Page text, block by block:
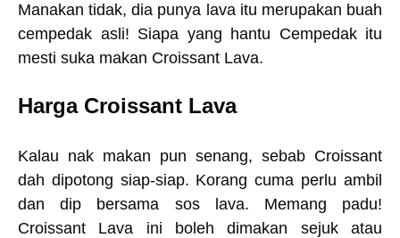
Manakan tidak, dia punya lava itu merupakan buah
cempedak asli! Siapa yang hantu Cempedak itu
mesti suka makan Croissant Lava.
Harga Croissant Lava
Kalau nak makan pun senang, sebab Croissant
dah dipotong siap-siap. Korang cuma perlu ambil
dan dip bersama sos lava. Memang padu!
Croissant Lava ini boleh dimakan sejuk atau